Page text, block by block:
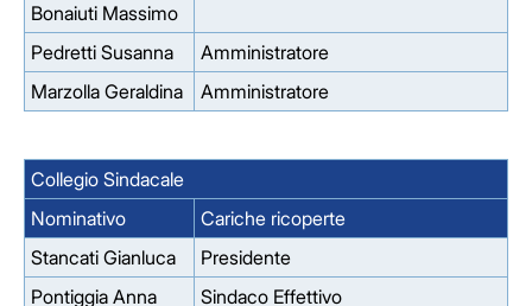
Bonaiuti Massimo
Pedretti Susanna
Amministratore
Marzolla Geraldina
Amministratore
Collegio Sindacale
Nominativo
Cariche ricoperte
Stancati Gianluca
Presidente
Pontiggia Anna
Sindaco Effettivo